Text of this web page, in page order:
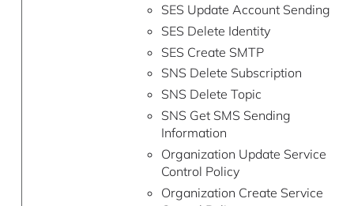
SES Update Account Sending
SES Delete Identity
SES Create SMTP
SNS Delete Subscription
SNS Delete Topic
SNS Get SMS Sending
Information
Organization Update Service
Control Policy
Organization Create Service